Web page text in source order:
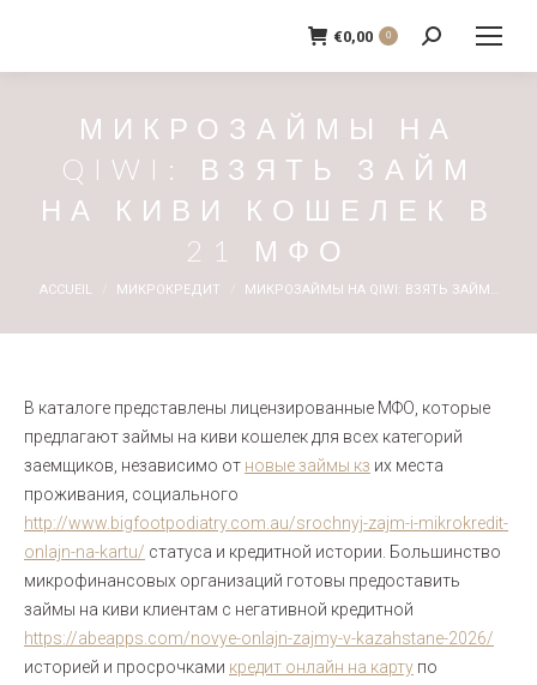
€0,00 0
Recherche
:
МИКРОЗАЙМЫ НА
QIWI: ВЗЯТЬ ЗАЙМ
НА КИВИ КОШЕЛЕК В
21 МФО
Vous êtes ici :
ACCUEIL МИКРОКРЕДИТ МИКРОЗАЙМЫ НА QIWI: ВЗЯТЬ ЗАЙМ…
В каталоге представлены лицензированные МФО, которые
предлагают займы на киви кошелек для всех категорий
заемщиков, независимо от новые займы кз их места
проживания, социального
http://www.bigfootpodiatry.com.au/srochnyj-zajm-i-mikrokredit-
onlajn-na-kartu/ статуса и кредитной истории. Большинство
микрофинансовых организаций готовы предоставить
займы на киви клиентам с негативной кредитной
https://abeapps.com/novye-onlajn-zajmy-v-kazahstane-2026/
историей и просрочками кредит онлайн на карту по